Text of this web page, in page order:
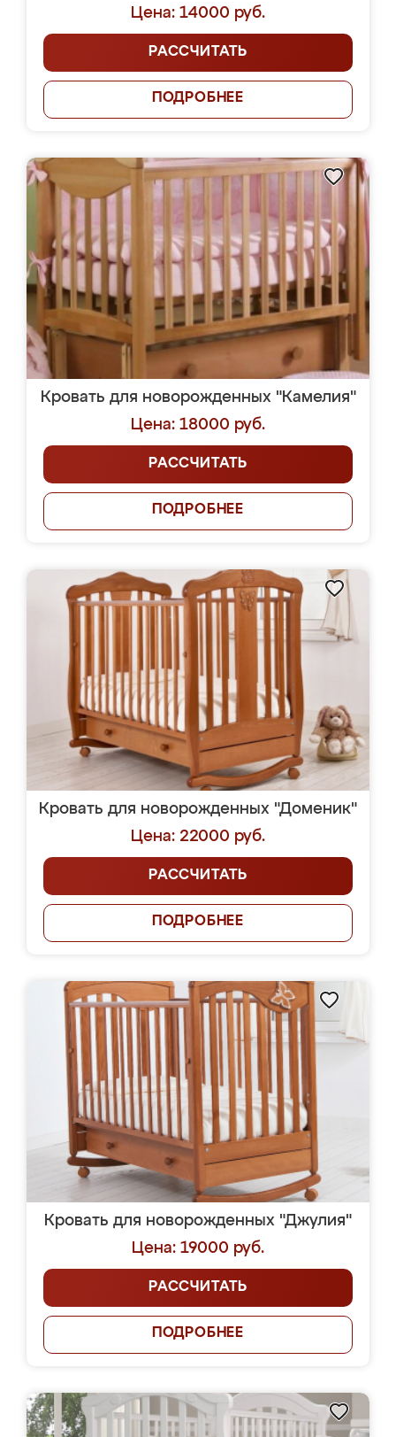
Цена: 14000 руб.
РАССЧИТАТЬ
ПОДРОБНЕЕ
Кровать для новорожденных "Камелия"
Цена: 18000 руб.
РАССЧИТАТЬ
ПОДРОБНЕЕ
Кровать для новорожденных "Доменик"
Цена: 22000 руб.
РАССЧИТАТЬ
ПОДРОБНЕЕ
Кровать для новорожденных "Джулия"
Цена: 19000 руб.
РАССЧИТАТЬ
ПОДРОБНЕЕ